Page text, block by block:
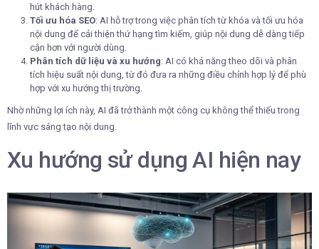
hút khách hàng.
Tối ưu hóa SEO: AI hỗ trợ trong việc phân tích từ khóa và tối ưu hóa
nội dung để cải thiện thứ hạng tìm kiếm, giúp nội dung dễ dàng tiếp
cận hơn với người dùng.
Phân tích dữ liệu và xu hướng: AI có khả năng theo dõi và phân
tích hiệu suất nội dung, từ đó đưa ra những điều chỉnh hợp lý để phù
hợp với xu hướng thị trường.
Nhờ những lợi ích này, AI đã trở thành một công cụ không thể thiếu trong
lĩnh vực sáng tạo nội dung.
Xu hướng sử dụng AI hiện nay